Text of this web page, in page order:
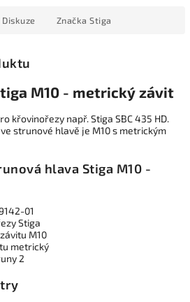
Diskuze Značka Stiga
M10 - metrický závit
křovinořezy např. Stiga SBC 435 HD.
strunové hlavě je M10 s metrickým
hlava Stiga M10 -
01
Stiga
M10
metrický
2